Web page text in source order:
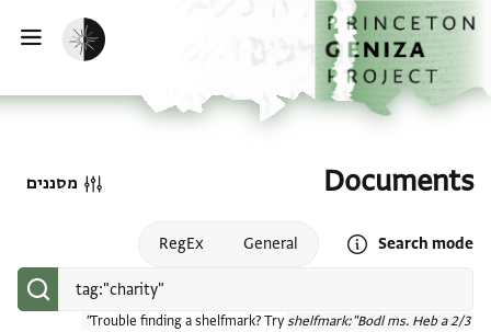
דילוג לתוכן
דף הבית
הפעלת מצב כהה
Documents
Search mode
Open search mode help
General
RegEx
Trouble finding a shelfmark? Try shelfmark:"Bodl ms. Heb a 2/3"
מסננים